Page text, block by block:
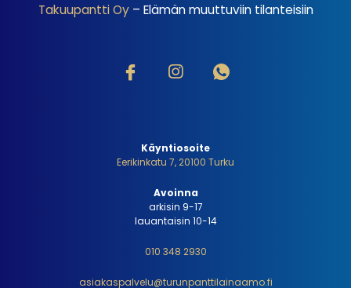
Takuupantti Oy– Elämän muuttuviin tilanteisiin
Käyntiosoite
Eerikinkatu 7, 20100 Turku
Avoinna
arkisin 9-17
lauantaisin 10-14
010 348 2930
asiakaspalvelu@turunpanttilainaamo.fi